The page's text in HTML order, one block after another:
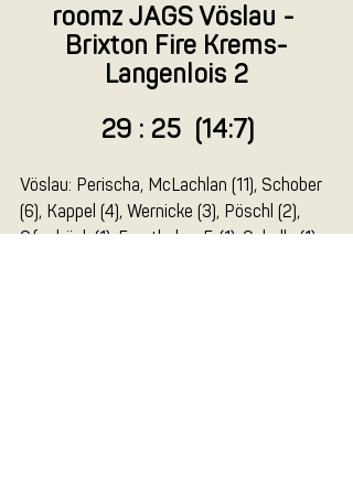
roomz JAGS Vöslau -
Brixton Fire Krems-
Langenlois 2
29 : 25  (14:7)
Vöslau: Perischa, McLachlan (11), Schober
(6), Kappel (4), Wernicke (3), Pöschl (2),
Ofenböck (1), Forsthuber F. (1), Cebulla (1),